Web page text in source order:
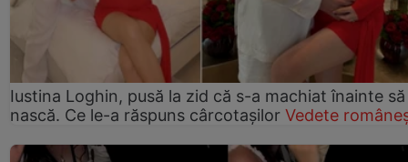
Iustina Loghin, pusă la zid că s-a machiat înainte să
nască. Ce le-a răspuns cârcotașilor Vedete